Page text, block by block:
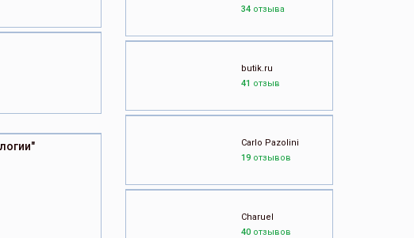
34отзыва
butik.ru
41 отзыв
Carlo Pazolini
19отзывов
Charuel
40отзывов